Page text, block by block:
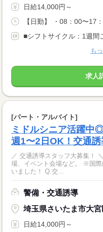
日給14,000円～
【日勤】 ・08：00〜17
■シフトサイクル：1週間
も
求人
[パート・アルバイト]
ミドルシニア活躍中
週1〜2日OK！交通誘
／ 交通誘導スタッフ大募集！ ＼ Q.働く場所は？ 工事現場や駐車
場、イベント会場など。 ※国際的なスポーツ大会の警備も 行って
いました！ Q.交...
警備・交通誘導
埼玉県さいたま市大
日給14,000円～